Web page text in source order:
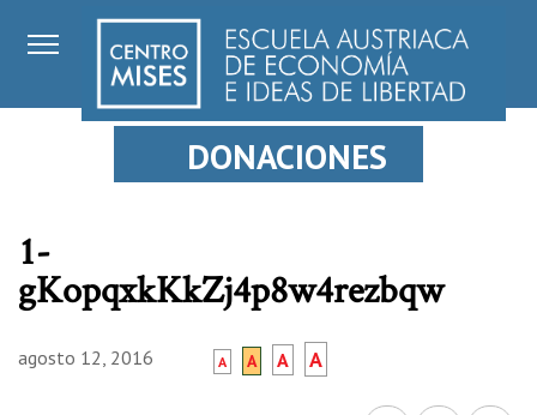
DONACIONES
1-
gKopqxkKkZj4p8w4rezbqw
agosto 12, 2016 A A A A